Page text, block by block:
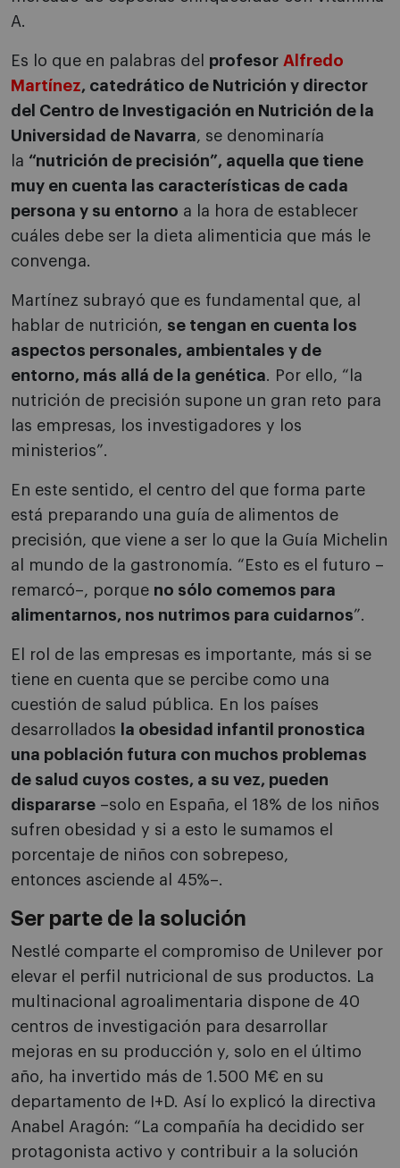
A.
Es lo que en palabras del profesor Alfredo
Martínez, catedrático de Nutrición y director
del Centro de Investigación en Nutrición de la
Universidad de Navarra, se denominaría
la “nutrición de precisión”, aquella que tiene
muy en cuenta las características de cada
persona y su entorno a la hora de establecer
cuáles debe ser la dieta alimenticia que más le
convenga.
Martínez subrayó que es fundamental que, al
hablar de nutrición, se tengan en cuenta los
aspectos personales, ambientales y de
entorno, más allá de la genética. Por ello, “la
nutrición de precisión supone un gran reto para
las empresas, los investigadores y los
ministerios”.
En este sentido, el centro del que forma parte
está preparando una guía de alimentos de
precisión, que viene a ser lo que la Guía Michelin
al mundo de la gastronomía. “Esto es el futuro –
remarcó–, porque no sólo comemos para
alimentarnos, nos nutrimos para cuidarnos”.
El rol de las empresas es importante, más si se
tiene en cuenta que se percibe como una
cuestión de salud pública. En los países
desarrollados
la obesidad infantil pronostica
una población futura con muchos problemas
de salud cuyos costes, a su vez, pueden
dispararse –solo en España, el 18% de los niños
sufren obesidad y si a esto le sumamos el
porcentaje de niños con sobrepeso,
entonces asciende al 45%–.
Ser parte de la solución
Nestlé comparte el compromiso de Unilever por
elevar el perfil nutricional de sus productos. La
multinacional agroalimentaria dispone de 40
centros de investigación para desarrollar
mejoras en su producción y, solo en el último
año, ha invertido más de 1.500 M€ en su
departamento de I+D. Así lo explicó la directiva
Anabel Aragón: “La compañía ha decidido ser
protagonista activo y contribuir a la solución